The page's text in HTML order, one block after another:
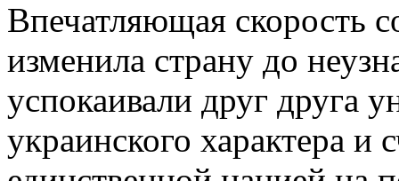
Впечатляющая скорость
изменила страну до
успокаивали друг друга
украинского характера и